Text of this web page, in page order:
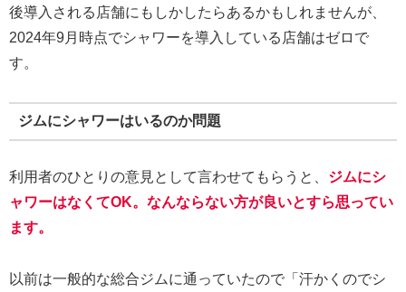
後導入される店舗にもしかしたらあるかもしれませんが、
2024年9月時点でシャワーを導入している店舗はゼロで
す。
ジムにシャワーはいるのか問題
利用者のひとりの意見として言わせてもらうと、 ジムにシ
ャワーはなくてOK。なんならない方が良いとすら思ってい
ます。
以前は一般的な総合ジムに通っていたので「汗かくのでシ